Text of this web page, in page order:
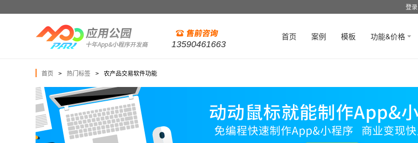
登录
13590461663
首页 案例 模板 功能&价格
首页 > 热门标签 > 农产品交易软件功能